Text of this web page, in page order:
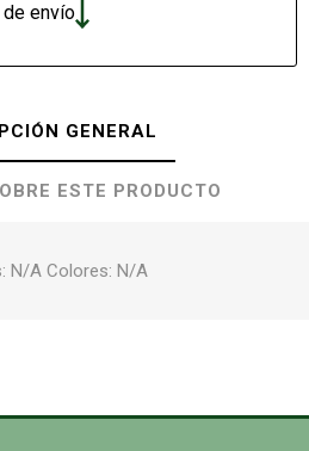
envío
GENERAL
ESTE PRODUCTO
N/A Colores: N/A